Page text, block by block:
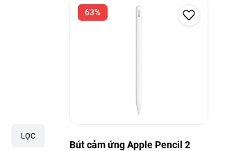
LỌC
63%
Bút cảm ứng Apple Pencil 2